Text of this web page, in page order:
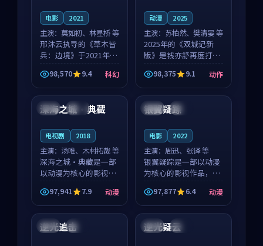
电影 2021
主演： 莫如初、林星桥 等
邢沐云执导的《草木皆
兵：边境》于2021年面
世，泰国的城市气质与
校园青春的人物心境共
同构筑了影片基调。莫
如初、林星桥用细腻的
表演撑起整部科幻电
98,570 9.4 科幻
动漫 2025
主演： 苏柏然、樊清晏 等
2025年的《双城记新
版》是钱亦舒再度打磨
的动作佳作。中国大陆
的取景与沙漠探险的氛
围相互成就，苏柏然与
樊清晏的对手戏自然克
制，让整部影片在悬念
98,375 9.1 动作
中国 完结
深海之城·典藏
电视剧 2018
主演： 汤唯、木村拓哉 等
深海之城·典藏是一部
以动漫为核心的影视作
品，围绕危机、反转与
人物成长展开，整体节
奏紧凑，值得推荐观
看。
97,941 7.9 动漫
英国 热播
银翼疑踪
电影 2022
主演： 周迅、张译 等
银翼疑踪是一部以动漫
为核心的影视作品，围
绕危机、反转与人物成
长展开，整体节奏紧
凑，值得推荐观看。
97,877 6.4 动漫
韩国 杜比
逆光追击 中国 完结
逆光疑云